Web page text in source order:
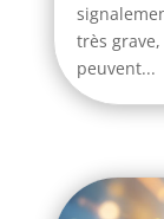
très
peuvent...